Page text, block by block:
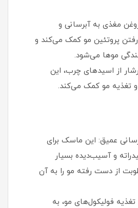
مغذی به آبرسانی و
پروتئین مو کمک می‌کند و
موها می‌شود.
از اسیدهای چرب، این
و تغذیه مو کمک می‌کند.
عمیق: این ماسک برای
و آسیب‌دیده بسیار
از دست رفته مو را به آن
فولیکول‌های مو، به